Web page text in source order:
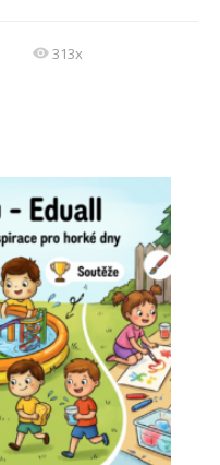
313x